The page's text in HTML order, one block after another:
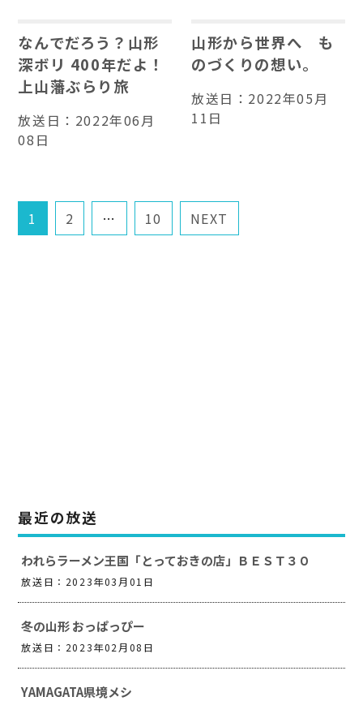
なんでだろう？山形
深ボリ 400年だよ！
上山藩ぶらり旅
放送日： 2022年06月
08日
山形から世界へ も
のづくりの想い。
放送日： 2022年05月
11日
1 2 … 10 NEXT
最近の放送
われらラーメン王国「とっておきの店」ＢＥＳＴ３０
放送日：2023年03月01日
冬の山形 おっぱっぴー
放送日：2023年02月08日
YAMAGATA県境メシ